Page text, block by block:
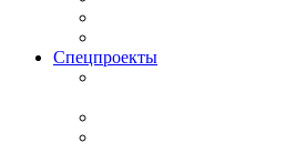
Спецпроекты